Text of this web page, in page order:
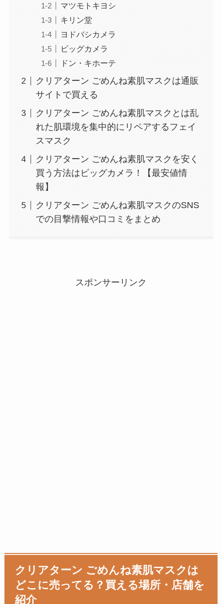
マツモトキヨシ
キリン堂
ヨドバシカメラ
ビッグカメラ
ドン・キホーテ
クリアターン ごめんね素肌マスクは通販
サイトで買える
クリアターン ごめんね素肌マスクとは乱
れた肌環境を集中的にリペアするフェイ
スマスク
クリアターン ごめんね素肌マスクを安く
買う方法はビッグカメラ！【最安値情
報】
クリアターン ごめんね素肌マスクのSNS
での目撃情報や口コミをまとめ
スポンサーリンク
クリアターン ごめんね素肌マスクは
どこに売ってる？買える場所・店舗を
紹介